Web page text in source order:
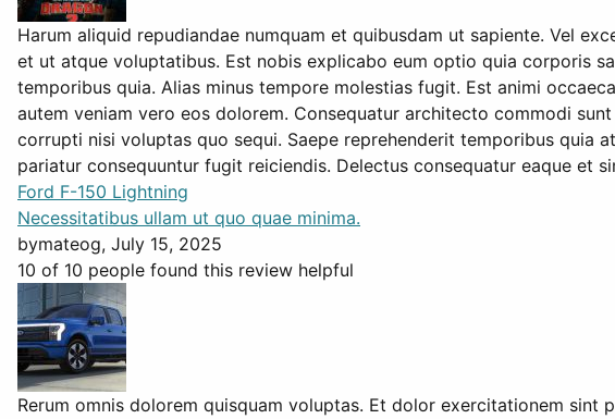
Harum aliquid repudiandae numquam et quibusdam ut sapiente. Vel
et ut atque voluptatibus. Est nobis explicabo eum optio quia corporis
temporibus quia. Alias minus tempore molestias fugit. Est animi
autem veniam vero eos dolorem. Consequatur architecto commodi
corrupti nisi voluptas quo sequi. Saepe reprehenderit temporibus quia
pariatur consequuntur fugit reiciendis. Delectus consequatur eaque et
Ford F-150 Lightning
Necessitatibus ullam ut quo quae minima.
bymateog, July 15, 2025
10 of 10 people found this review helpful
Rerum omnis dolorem quisquam voluptas. Et dolor exercitationem